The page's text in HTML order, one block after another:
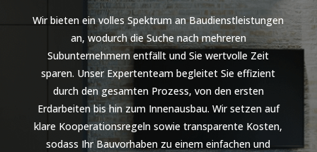
Wir bieten ein volles Spektrum an Baudienstleistungen
an, wodurch die Suche nach mehreren
Subunternehmern entfällt und Sie wertvolle Zeit
sparen. Unser Expertenteam begleitet Sie effizient
durch den gesamten Prozess, von den ersten
Erdarbeiten bis hin zum Innenausbau. Wir setzen auf
klare Kooperationsregeln sowie transparente Kosten,
sodass Ihr Bauvorhaben zu einem einfachen und